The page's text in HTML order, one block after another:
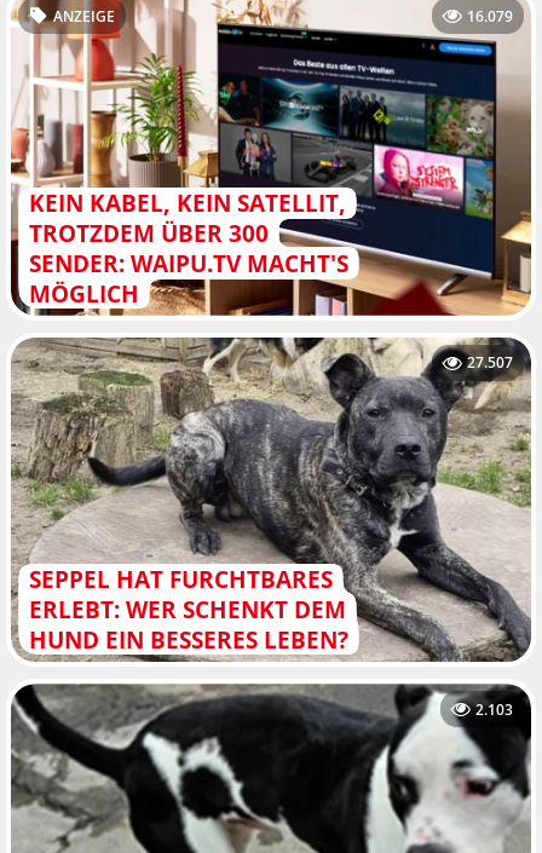
KEIN KABEL, KEIN SATELLIT,
TROTZDEM ÜBER 300
SENDER: WAIPU.TV MACHT'S
MÖGLICH
ANZEIGE 16.079
SEPPEL HAT FURCHTBARES
ERLEBT: WER SCHENKT DEM
HUND EIN BESSERES LEBEN?
27.507
2.103